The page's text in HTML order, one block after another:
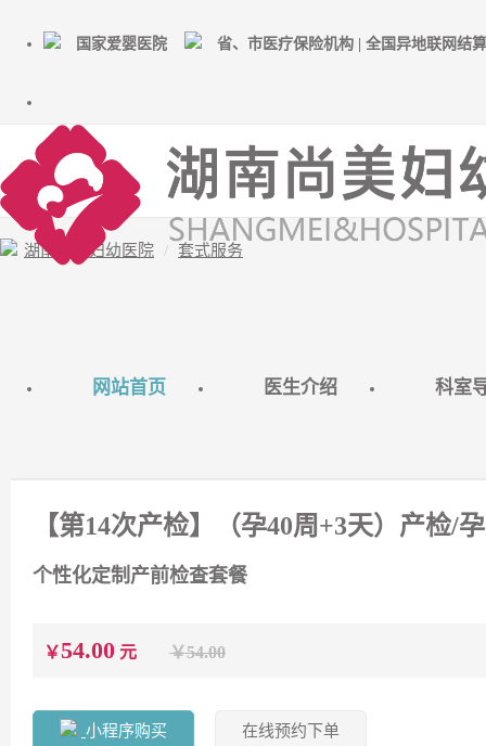
国家爱婴医院 省、市医疗保险机构 | 全国异地联网结
网站首页 医生介绍 科室
湖南尚美妇幼医院 套式服务
【第14次产检】（孕40周+3天）产检/
个性化定制产前检查套餐
￥54.00 元 ￥54.00
小程序购买 在线预约下单